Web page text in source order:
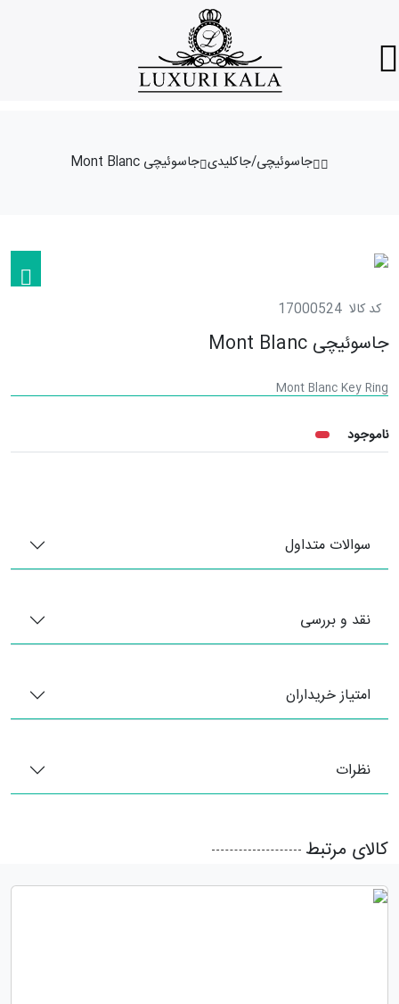
جاسوئیچی/جاکلیدی جاسوئیچی Mont Blanc
کد کالا 17000524
جاسوئیچی Mont Blanc
Mont Blanc Key Ring
ناموجود
سوالات متداول
نقد و بررسی
امتیاز خریداران
نظرات
کالای مرتبط